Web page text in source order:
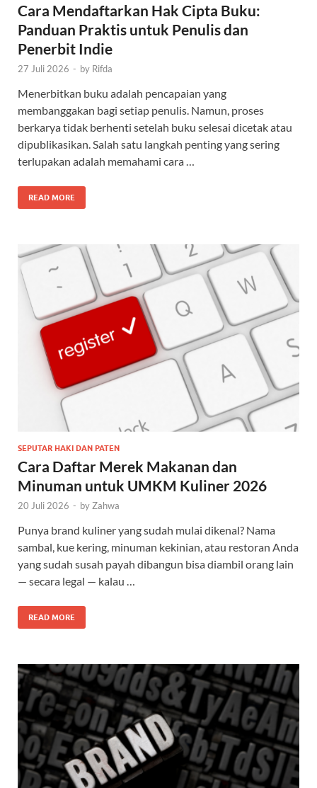
Cara Mendaftarkan Hak Cipta Buku:
Panduan Praktis untuk Penulis dan
Penerbit Indie
27 Juli 2026 - by Rifda
Menerbitkan buku adalah pencapaian yang
membanggakan bagi setiap penulis. Namun, proses
berkarya tidak berhenti setelah buku selesai dicetak atau
dipublikasikan. Salah satu langkah penting yang sering
terlupakan adalah memahami cara …
READ MORE
SEPUTAR HAKI DAN PATEN
Cara Daftar Merek Makanan dan
Minuman untuk UMKM Kuliner 2026
20 Juli 2026 - byZahwa
Punya brand kuliner yang sudah mulai dikenal? Nama
sambal, kue kering, minuman kekinian, atau restoran Anda
yang sudah susah payah dibangun bisa diambil orang lain
— secara legal — kalau …
READ MORE